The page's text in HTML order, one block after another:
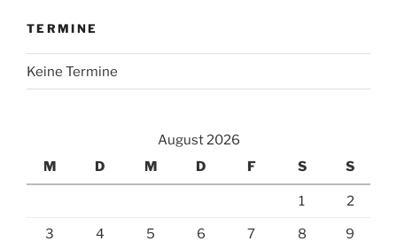
TERMINE
Keine Termine
August 2026
M
D M D F S S
1 2
3 4 5 6 7 8 9